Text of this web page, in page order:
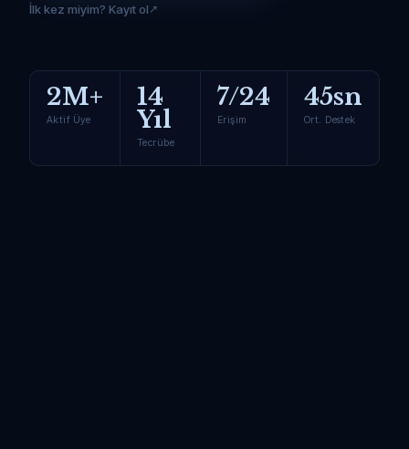
İlk kez miyim? Kayıt ol
2M+
Aktif Üye
14
Yıl
Tecrübe
7/24
Erişim
45sn
Ort. Destek